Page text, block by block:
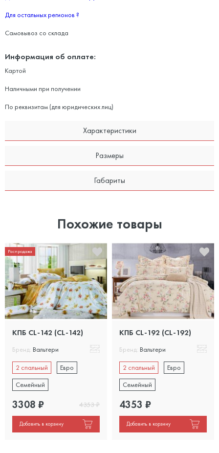
Для остальных регионов ?
Самовывоз со склада
Информация об оплате:
Картой
Наличными при получении
По реквизитам (для юридических лиц)
Характеристики
Размеры
Габариты
Похожие товары
Распродажа
КПБ CL-142 (CL-142)
Бренд: Вальтери
2 спальный
Евро
Семейный
3308 ₽ 4353₽
Добавить в корзину
КПБ CL-192 (CL-192)
Бренд: Вальтери
2 спальный
Евро
Семейный
4353 ₽
Добавить в корзину